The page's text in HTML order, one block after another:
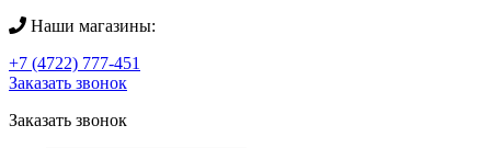
Наши магазины:
+7 (4722) 777-451
Заказать звонок
Заказать звонок